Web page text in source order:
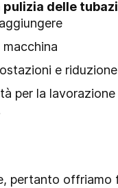
delle
e
per la
pertanto